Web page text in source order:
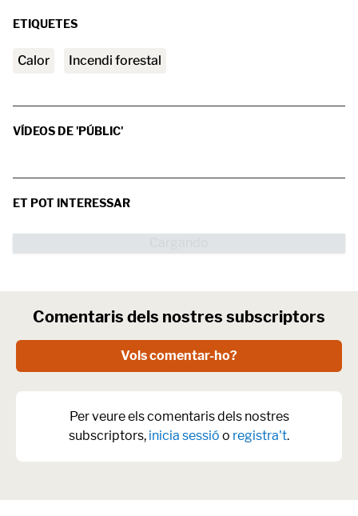
ETIQUETES
calor incendi forestal
VÍDEOS DE 'PÚBLIC'
ET POT INTERESSAR
Comentaris dels nostres subscriptors
Vols comentar-ho?
Per veure els comentaris dels nostres
subscriptors, inicia sessió o registra't.